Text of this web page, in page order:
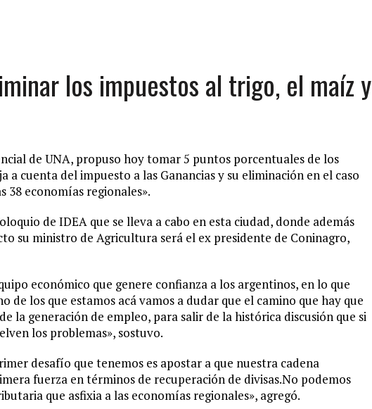
LOS FORMATOS MÚLTIPLES GANAN LUGAR EN LAS COMPRAS COTIDIANAS
los impuestos al trigo, el maíz y
de UNA, propuso hoy tomar 5 puntos porcentuales de los
a cuenta del impuesto a las Ganancias y su eliminación en el caso
38 economías regionales».
de IDEA que se lleva a cabo en esta ciudad, donde además
su ministro de Agricultura será el ex presidente de Coninagro,
económico que genere confianza a los argentinos, en lo que
de los que estamos acá vamos a dudar que el camino que hay que
la generación de empleo, para salir de la histórica discusión que si
los problemas», sostuvo.
desafío que tenemos es apostar a que nuestra cadena
fuerza en términos de recuperación de divisas.No podemos
que asfixia a las economías regionales», agregó.